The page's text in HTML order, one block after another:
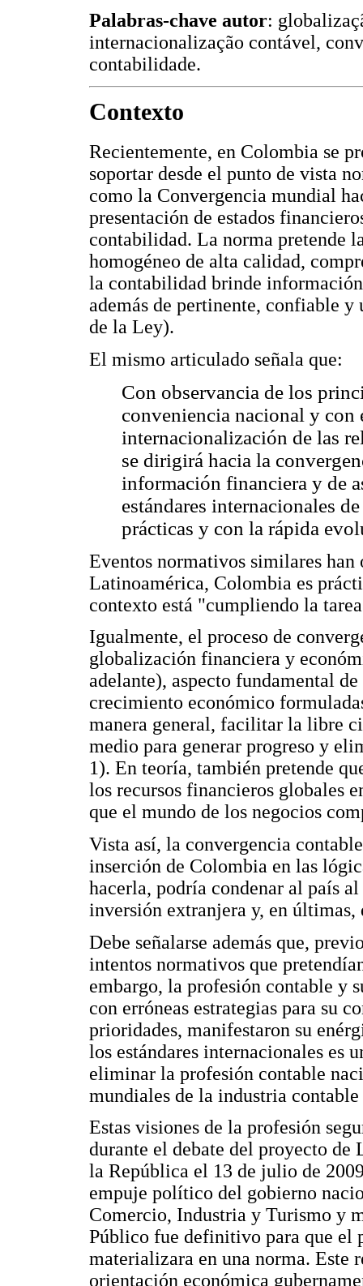
Palabras-chave autor:
internacionalização contável,
contabilidade.
Contexto
Recientemente, en Colombia se
soportar desde el punto de vista
como la Convergencia mundial
presentación de estados
contabilidad. La norma pretende
homogéneo de alta calidad,
la contabilidad brinde
además de pertinente, confiable
de la Ley).
El mismo articulado señala que:
Con observancia de los
conveniencia nacional y con
internacionalización de las
se dirigirá hacia la
información financiera y de
estándares internacionales
prácticas y con la rápida
Eventos normativos similares
Latinoamérica, Colombia es
contexto está "cumpliendo la
Igualmente, el proceso de
globalización financiera y
adelante), aspecto fundamental
crecimiento económico
manera general, facilitar la libre
medio para generar progreso y
1). En teoría, también pretende
los recursos financieros globales
que el mundo de los negocios
Vista así, la convergencia
inserción de Colombia en las
hacerla, podría condenar al país
inversión extranjera y, en
Debe señalarse además que,
intentos normativos que
embargo, la profesión contable y
con erróneas estrategias para su
prioridades, manifestaron su
los estándares internacionales es
eliminar la profesión contable
mundiales de la industria
Estas visiones de la profesión
durante el debate del proyecto
la República el 13 de julio de
empuje político del gobierno
Comercio, Industria y Turismo y
Público fue definitivo para que el
materializara en una norma. Este
orientación económica